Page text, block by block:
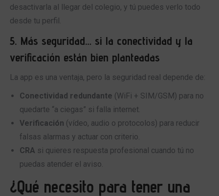
desactivarla al llegar del colegio, y tú puedes verlo todo
desde tu perfil.
5. Más seguridad… si la conectividad y la
verificación están bien planteadas
La app es una ventaja, pero la seguridad real depende de:
Conectividad redundante (WiFi + SIM/GSM) para no
quedarte “a ciegas” si falla internet.
Verificación (vídeo, audio o protocolos) para reducir
falsas alarmas y actuar con criterio.
CRA si quieres respuesta profesional cuando tú no
puedas atender el aviso.
¿Qué necesito para tener una